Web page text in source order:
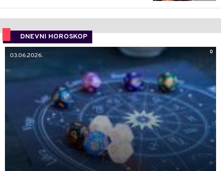
DNEVNI HOROSKOP
0
03.06.2026.